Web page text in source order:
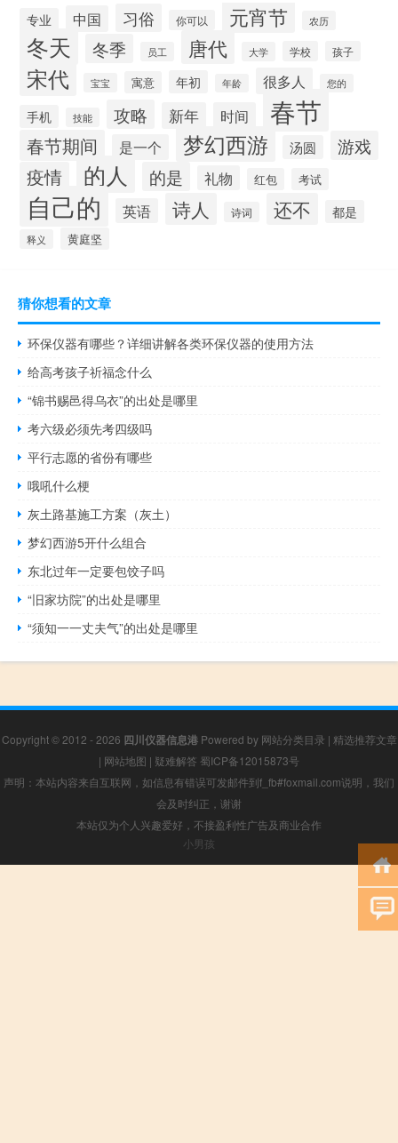
专业 中国 习俗 你可以 元宵节 农历
冬天 冬季 员工 唐代 大学 学校 孩子
宋代 宝宝 寓意 年初 年龄 很多人 您的
手机 技能 攻略 新年 时间 春节
春节期间 是一个 梦幻西游 汤圆 游戏
疫情 的人 的是 礼物 红包 考试
自己的 英语 诗人 诗词 还不 都是
释义 黄庭坚
猜你想看的文章
环保仪器有哪些？详细讲解各类环保仪器的使用方法
给高考孩子祈福念什么
“锦书赐邑得乌衣”的出处是哪里
考六级必须先考四级吗
平行志愿的省份有哪些
哦吼什么梗
灰土路基施工方案（灰土）
梦幻西游5开什么组合
东北过年一定要包饺子吗
“旧家坊院”的出处是哪里
“须知一一丈夫气”的出处是哪里
Copyright © 2012 - 2026 四川仪器信息港Powered by 网站分类目录 | 精选推荐文章
| 网站地图 | 疑难解答 蜀ICP备12015873号
声明：本站内容来自互联网，如信息有错误可发邮件到f_fb#foxmail.com说明，我们
会及时纠正，谢谢
本站仅为个人兴趣爱好，不接盈利性广告及商业合作
小男孩